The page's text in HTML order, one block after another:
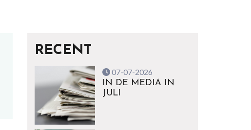
RECENT
07-07-2026
IN DE MEDIA IN
JULI